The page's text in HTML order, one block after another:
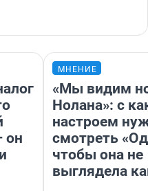
он
МНЕНИЕ
«Мы видим
Нолана»: с
настроем
смотреть
чтобы она не
выглядела как